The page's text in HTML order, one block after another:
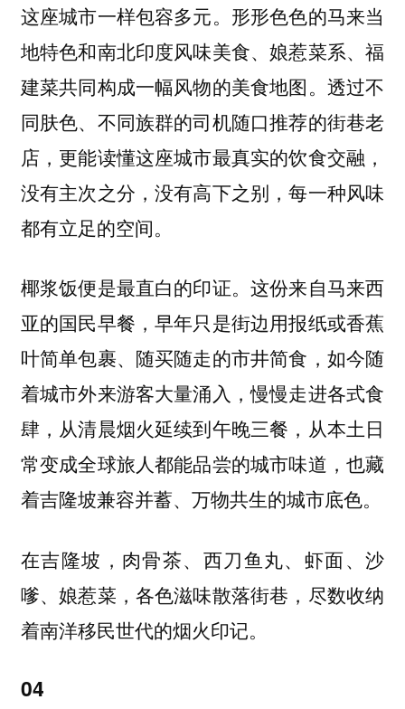
这座城市一样包容多元。形形色色的马来当
地特色和南北印度风味美食、娘惹菜系、福
建菜共同构成一幅风物的美食地图。透过不
同肤色、不同族群的司机随口推荐的街巷老
店，更能读懂这座城市最真实的饮食交融，
没有主次之分，没有高下之别，每一种风味
都有立足的空间。
椰浆饭便是最直白的印证。这份来自马来西
亚的国民早餐，早年只是街边用报纸或香蕉
叶简单包裹、随买随走的市井简食，如今随
着城市外来游客大量涌入，慢慢走进各式食
肆，从清晨烟火延续到午晚三餐，从本土日
常变成全球旅人都能品尝的城市味道，也藏
着吉隆坡兼容并蓄、万物共生的城市底色。
在吉隆坡，肉骨茶、西刀鱼丸、虾面、沙
嗲、娘惹菜，各色滋味散落街巷，尽数收纳
着南洋移民世代的烟火印记。
04